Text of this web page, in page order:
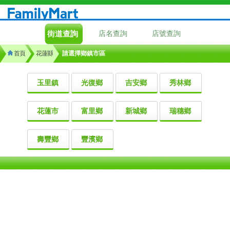
街道查詢 店名查詢 店號查詢
首頁 花蓮縣 請選擇鄉鎮市區
玉里鎮 光復鄉 吉安鄉 秀林鄉
花蓮市 富里鄉 新城鄉 瑞穗鄉
壽豐鄉 豐濱鄉